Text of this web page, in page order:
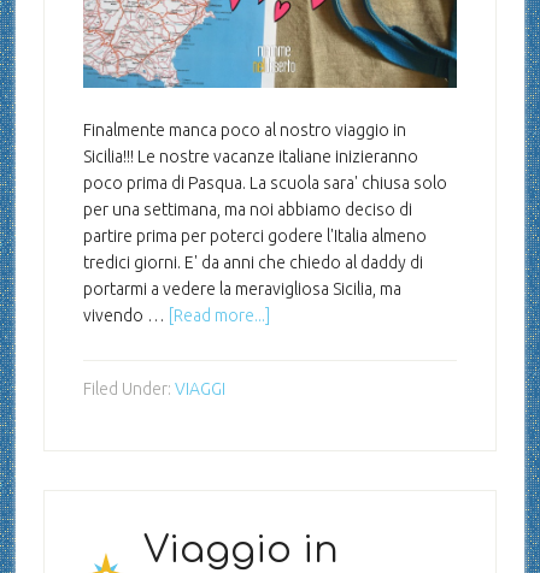
Finalmente manca poco al nostro viaggio in
Sicilia!!! Le nostre vacanze italiane inizieranno
poco prima di Pasqua. La scuola sara' chiusa solo
per una settimana, ma noi abbiamo deciso di
partire prima per poterci godere l'Italia almeno
tredici giorni. E' da anni che chiedo al daddy di
portarmi a vedere la meravigliosa Sicilia, ma
vivendo …
[Read more...]
Filed Under: VIAGGI
Viaggio in